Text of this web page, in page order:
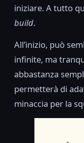
iniziare. A tutto
build.
All’inizio, può
infinite, ma
abbastanza
permetterà di
minaccia per la